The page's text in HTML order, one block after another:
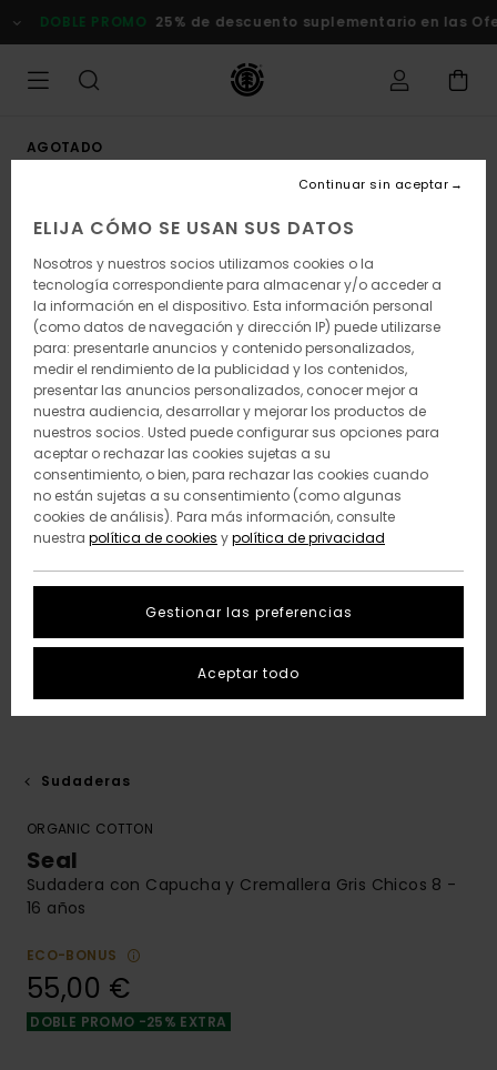
la
DOBLE PROMO 25% de descuento suplementario en las
AGOTADO
Sudaderas
ORGANIC COTTON
Seal
Sudadera con Capucha y Cremallera Gris Chicos 8 -
16 años
ECO-BONUS
55,00 €
DOBLE PROMO -25% EXTRA
ELIJA CÓMO SE USAN SUS DATOS
Nosotros y nuestros socios utilizamos cookies o la
tecnología correspondiente para almacenar y/o acceder a
la información en el dispositivo. Esta información personal
(como datos de navegación y dirección IP) puede utilizarse
para: presentarle anuncios y contenido personalizados,
medir el rendimiento de la publicidad y los contenidos,
presentar las anuncios personalizados, conocer mejor a
nuestra audiencia, desarrollar y mejorar los productos de
nuestros socios. Usted puede configurar sus opciones para
aceptar o rechazar las cookies sujetas a su
consentimiento, o bien, para rechazar las cookies cuando
no están sujetas a su consentimiento (como algunas
cookies de análisis). Para más información, consulte
nuestra política de cookies ypolítica de privacidad
Gestionar las preferencias
Continuar sin aceptar
Aceptar todo